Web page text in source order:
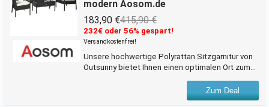
klettern, krabbeln, erkunden und rutschen zu
lassenUnendliche Konfigu
modern Aosom.de
183,90 €415,90 €
232€ oder 56% gespart!
Versandkostenfrei!
Unsere hochwertige Polyrattan Sitzgarnitur von
Outsunny bietet Ihnen einen optimalen Ort zum
oder Freunden. Diese Sitzgruppe beinhaltet 1
Couchtisch, 1 Doppelsofa und 2 Einzelsofas und
Zum Deal